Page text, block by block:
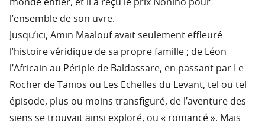
monde entier, et il a reçu le prix Nonino pour
l’ensemble de son uvre.
Jusqu’ici, Amin Maalouf avait seulement effleuré
l’histoire véridique de sa propre famille ; de Léon
l’Africain au Périple de Baldassare, en passant par Le
Rocher de Tanios ou Les Echelles du Levant, tel ou tel
épisode, plus ou moins transfiguré, de l’aventure des
siens se trouvait ainsi exploré, ou « romancé ». Mais